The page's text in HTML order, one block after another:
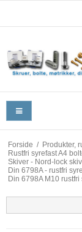
Forside / Produkter,
Rustfri syrefast A4
Skiver - Nord-lock
Din 6798A - rustfri
Din 6798A M10